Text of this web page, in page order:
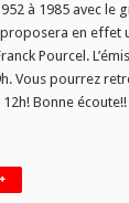
à
11h
à 1985 avec le
en effet
Pourcel.
Vous pourrez
Bonne écoute!!